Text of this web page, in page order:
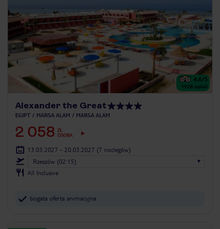
4.6/5
1928 opinii
Alexander the Great
EGIPT MARSA ALAM MARSA ALAM
2 058 ZŁ
OSOBA
13.03.2027 - 20.03.2027 (7 noclegów)
Rzeszów (02:15)
All Inclusive
bogata oferta animacyjna